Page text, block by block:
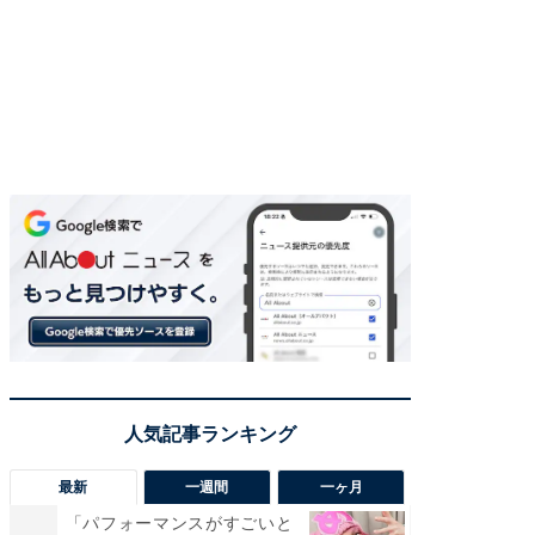
最新 一週間 一ヶ月
「パフォーマンスがすごいと